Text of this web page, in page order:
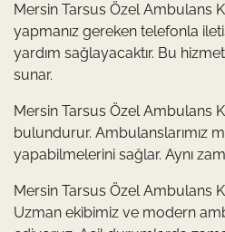
Mersin Tarsus Özel Ambulans
yapmanız gereken telefonla
yardım sağlayacaktır. Bu
sunar.
Mersin Tarsus Özel Ambulans
bulundurur. Ambulanslarımız
yapabilmelerini sağlar. Aynı
Mersin Tarsus Özel Ambulans
Uzman ekibimiz ve modern